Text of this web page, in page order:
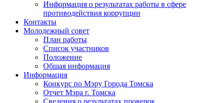
Информация о результатах работы в сфере
противодействия коррупции
Контакты
Молодежный совет
План работы
Список участников
Положение
Общая информация
Информация
Конкурс по Мэру Города Томска
Отчет Мэра г. Томска
Сведения о результатах проверок